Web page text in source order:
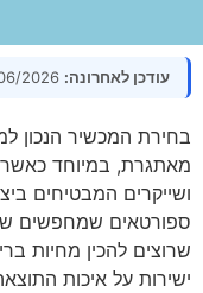
עודכן לאחרונה:
בחירת המכשיר הנכון
מאתגרת, במיוחד
ושייקרים המבטיחים
ספורטאים שמחפשים
שרוצים להכין מחיות